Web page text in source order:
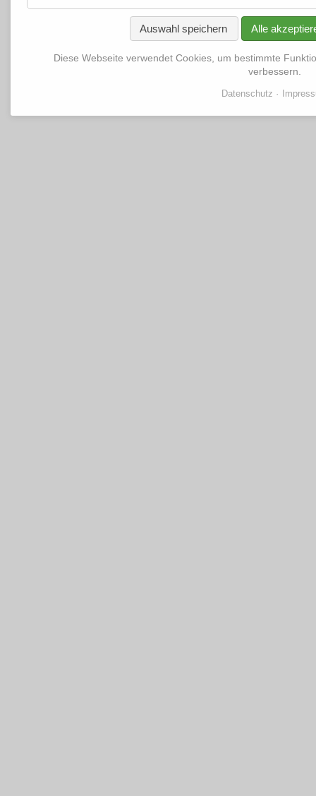
Auswahl speichern Alle
Diese Webseite verwendet Cookies, um bestimmte
verbessern.
Datenschutz